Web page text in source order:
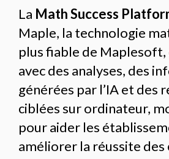
La Math Success
Maple, la technologie
plus fiable de Maplesoft,
avec des analyses, des
générées par l’IA et des
ciblées sur ordinateur,
pour aider les
améliorer la réussite des